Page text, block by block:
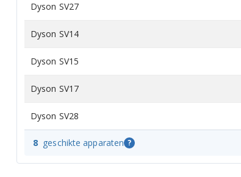
Dyson SV27
Dyson SV14
Dyson SV15
Dyson SV17
Dyson SV28
8 geschikte apparaten ?